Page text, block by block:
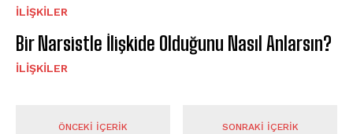
İLIŞKILER
Bir Narsistle İlişkide Olduğunu Nasıl Anlarsın?
İLIŞKILER
ÖNCEKI İÇERIK SONRAKI İÇERIK